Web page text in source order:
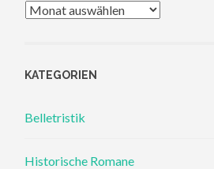
Archiv
KATEGORIEN
Belletristik
Historische Romane